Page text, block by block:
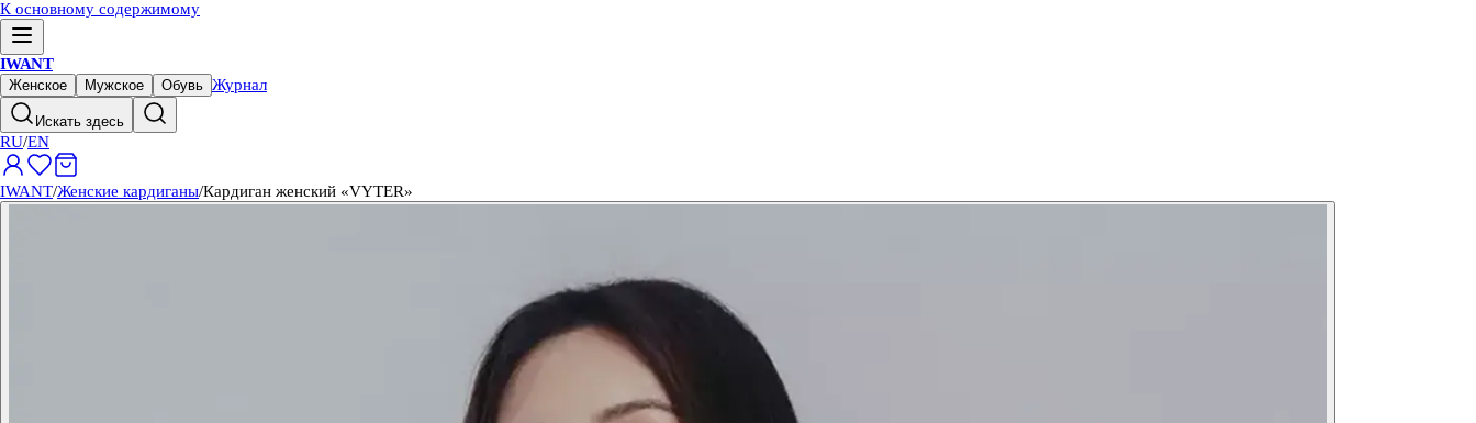
К основному содержимому
IWANT
Женское Мужское Обувь Журнал
Искать здесь
RU/EN
IWANT/Женские кардиганы/Кардиган женский «VYTER»